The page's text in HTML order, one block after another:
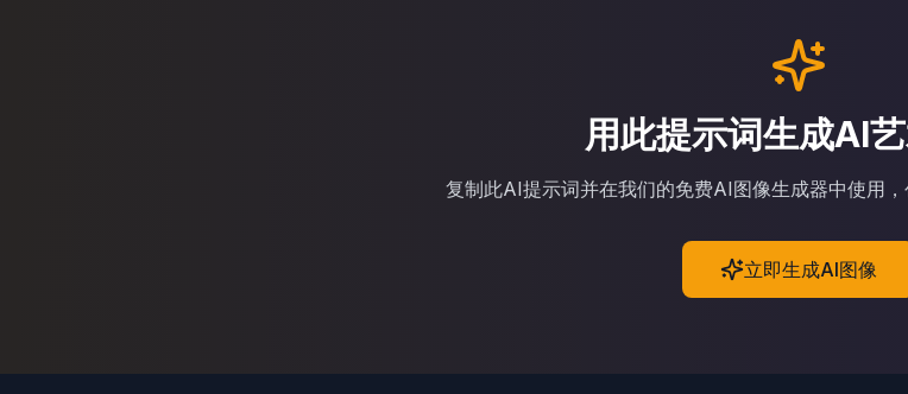
用此提示词生成AI
复制此AI提示词并在我们的免费AI图像生成器中使用，
立即生成AI图像